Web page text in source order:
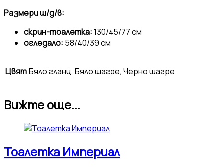
Размери ш/д/в:
скрин-тоалетка:130/45/77 см
огледало: 58/40/39 см
ЦвятБяло гланц, Бяло шагре, Черно шагре
Вижте още...
Тоалетка Империал